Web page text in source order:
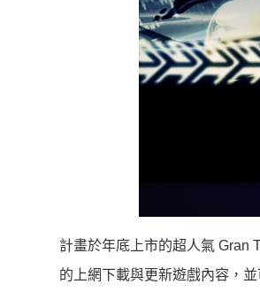
計畫於年底上市的超人氣 Gran
的上網下載與更新遊戲內容，